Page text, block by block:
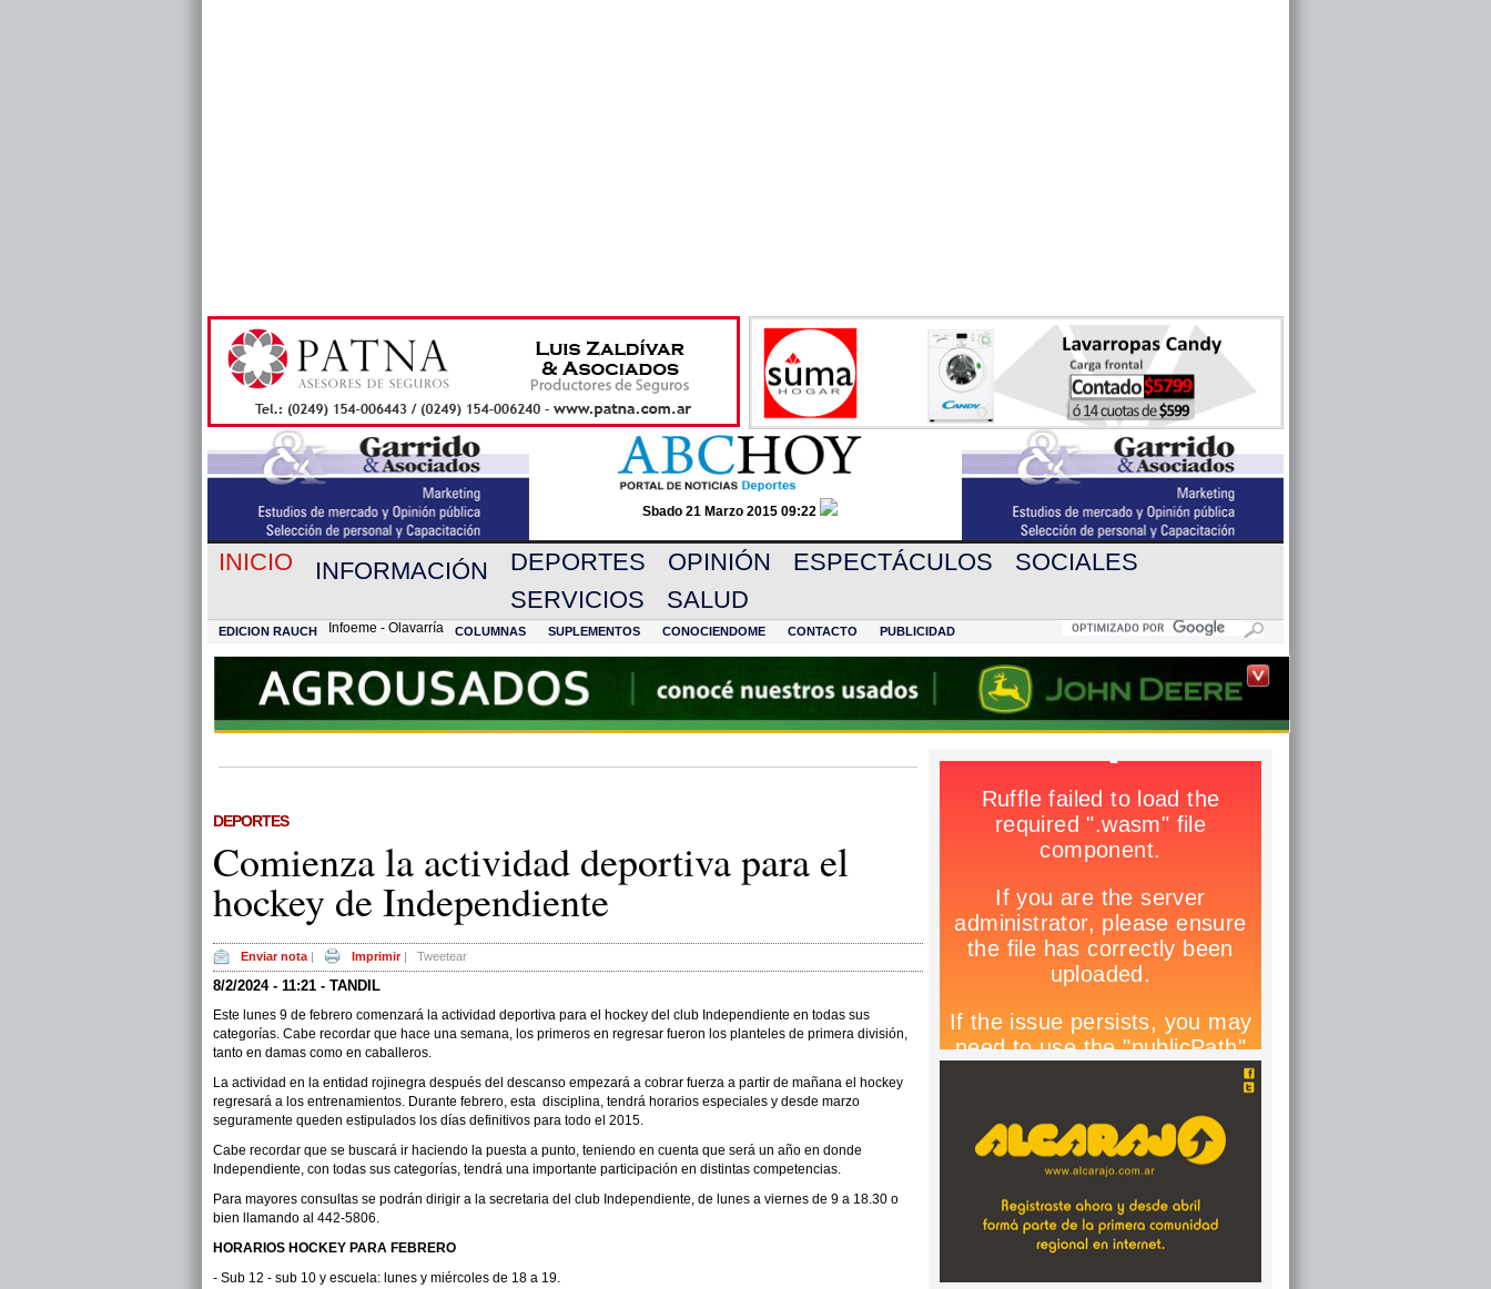
Sbado 21 Marzo 2015 09:22
INICIO INFORMACIÓN DEPORTES OPINIÓN ESPECTÁCULOS
SOCIALES
SERVICIOS
SALUD
EDICION RAUCH Infoeme - Olavarría COLUMNAS SUPLEMENTOS CONOCIENDOME CONTACTO PUBLICIDAD
DEPORTES
Comienza la actividad deportiva para el
hockey de Independiente
Enviar nota | Imprimir| Tweetear
8/2/2024 - 11:21 - TANDIL
Este lunes 9 de febrero comenzará la actividad deportiva para el hockey del club Independiente en todas sus
categorías. Cabe recordar que hace una semana, los primeros en regresar fueron los planteles de primera división,
tanto en damas como en caballeros.
La actividad en la entidad rojinegra después del descanso empezará a cobrar fuerza a partir de mañana el hockey
regresará a los entrenamientos. Durante febrero, esta disciplina, tendrá horarios especiales y desde marzo
seguramente queden estipulados los días definitivos para todo el 2015.
Cabe recordar que se buscará ir haciendo la puesta a punto, teniendo en cuenta que será un año en donde
Independiente, con todas sus categorías, tendrá una importante participación en distintas competencias.
Para mayores consultas se podrán dirigir a la secretaria del club Independiente, de lunes a viernes de 9 a 18.30 o
bien llamando al 442-5806.
HORARIOS HOCKEY PARA FEBRERO
- Sub 12 - sub 10 y escuela: lunes y miércoles de 18 a 19.